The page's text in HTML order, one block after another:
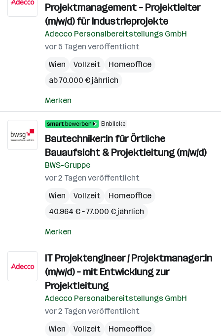
Projektmanagement – Projektleiter
(m/w/d) für Industrieprojekte
Adecco Personalbereitstellungs GmbH
vor 5 Tagen veröffentlicht
Wien
Vollzeit
Homeoffice
ab 70.000 € jährlich
Merken
Einblicke
Bautechniker:in für Örtliche
Bauaufsicht & Projektleitung (m/w/d)
BWS-Gruppe
vor 2 Tagen veröffentlicht
Wien
Vollzeit
Homeoffice
40.964 € – 77.000 € jährlich
Merken
IT Projektengineer / Projektmanager:in
(m/w/d) – mit Entwicklung zur
Projektleitung
Adecco Personalbereitstellungs GmbH
vor 2 Tagen veröffentlicht
Wien
Vollzeit
Homeoffice